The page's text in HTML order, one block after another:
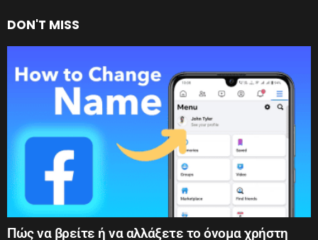
DON'T MISS
Πώς να βρείτε ή να αλλάξετε το όνομα χρήστη